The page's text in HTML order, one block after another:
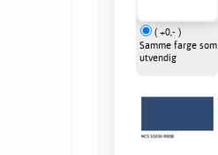
( +0,- )
Samme farge som
utvendig